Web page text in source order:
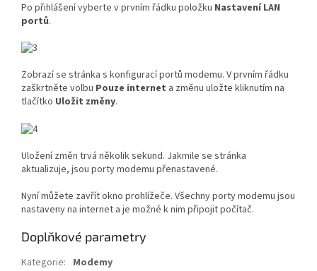
Po přihlášení vyberte v prvním řádku položku Nastavení LAN
portů.
Zobrazí se stránka s konfigurací portů modemu. V prvním řádku
zaškrtněte volbu Pouze internet a změnu uložte kliknutím na
tlačítko Uložit změny.
Uložení změn trvá několik sekund. Jakmile se stránka
aktualizuje, jsou porty modemu přenastavené.
Nyní můžete zavřít okno prohlížeče. Všechny porty modemu jsou
nastaveny na internet a je možné k nim připojit počítač.
Doplňkové parametry
Kategorie: Modemy